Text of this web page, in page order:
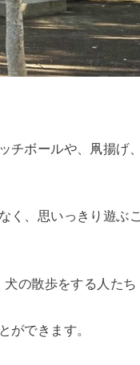
チボールや、凧揚げ、
く、思いっきり遊ぶこ
の散歩をする人たち
ができます。